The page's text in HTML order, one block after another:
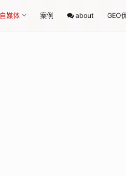
自媒体 案例 about GEO